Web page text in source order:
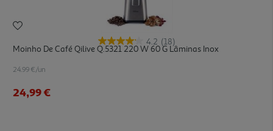
4.2 (18)
Moinho De Café Qilive Q.5321 220 W 60 G Lâminas Inox
24.99 €/un
24,99 €